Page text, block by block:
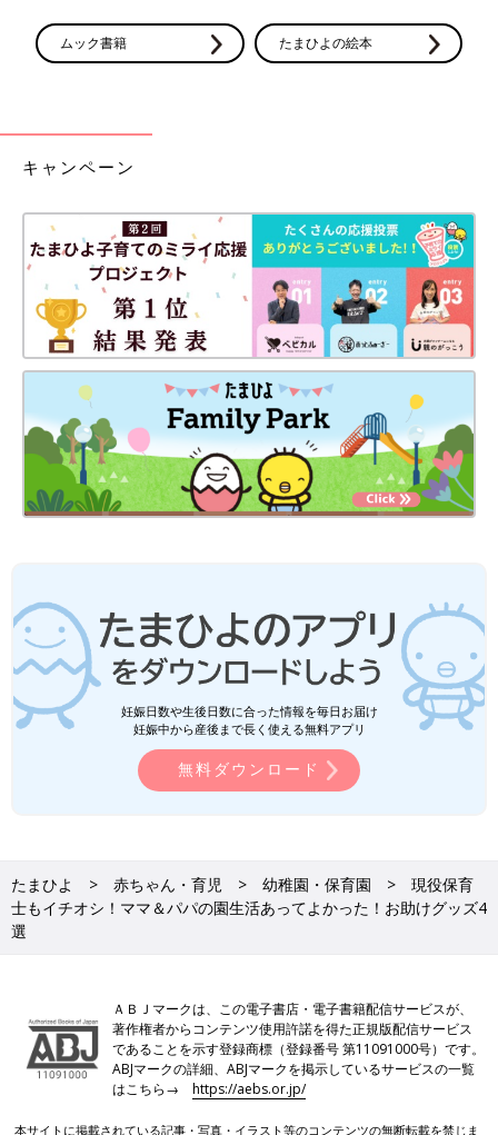
ムック書籍 たまひよの絵本
キャンペーン
妊娠日数や生後日数に合った情報を毎日お届け
妊娠中から産後まで長く使える無料アプリ
無料ダウンロード
たまひよ 赤ちゃん・育児 幼稚園・保育園
現役保育
士もイチオシ！ママ＆パパの園生活あってよかった！お助けグッズ4
選
ＡＢＪマークは、この電子書店・電子書籍配信サービスが、
著作権者からコンテンツ使用許諾を得た正規版配信サービス
であることを示す登録商標（登録番号 第11091000号）です。
ABJマークの詳細、ABJマークを掲示しているサービスの一覧
はこちら→https://aebs.or.jp/
本サイトに掲載されている記事・写真・イラスト等のコンテンツの無断転載を禁じま